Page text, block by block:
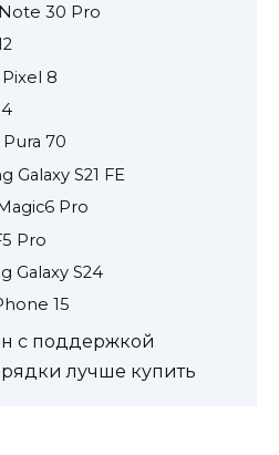
30 Pro
8
70
Galaxy S21 FE
Pro
Pro
Galaxy S24
15
с поддержкой
лучше купить